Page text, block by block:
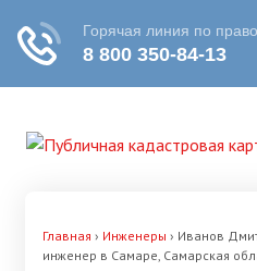
Главная › Инженеры › Иванов
инженер в Самаре, Самарская